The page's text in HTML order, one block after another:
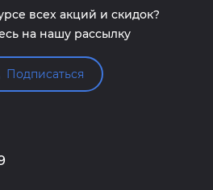
всех акций и скидок?
на нашу рассылку
Подписаться